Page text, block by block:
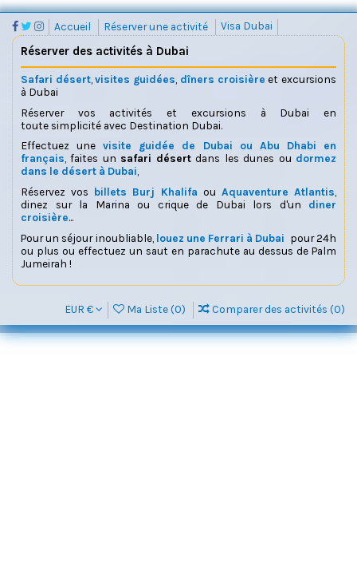
Accueil Réserver une activité Visa Dubai
Réserver des activités à Dubai
Safari désert,visites guidées, dîners croisière et excursions
à Dubai
Réserver vos activités et excursions à Dubai en
toute simplicité avec Destination Dubai.
Effectuez unevisite guidée de Dubai ou Abu Dhabi en
français, faites un safari désertdans les dunes ou dormez
dans le désert à Dubai,
Réservez vos billets Burj Khalifa ou Aquaventure Atlantis
dinez sur la Marina ou crique de Dubai lors d'un diner
croisière...
Pour un séjour inoubliable, louez une Ferrari à Dubai pour 24h
ou plus ou effectuez un saut en parachute au dessus de Palm
Jumeirah !
EUR € Ma Liste (0) Comparer des activités (0)